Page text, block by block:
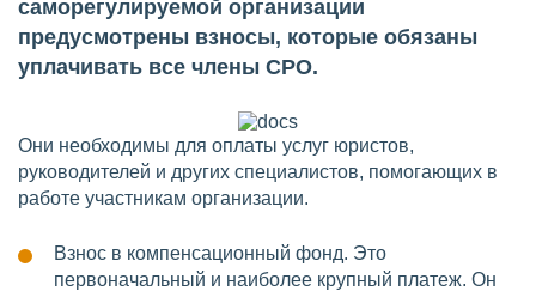
саморегулируемой организации
предусмотрены взносы, которые обязаны
уплачивать все члены СРО.
Они необходимы для оплаты услуг юристов,
руководителей и других специалистов, помогающих в
работе участникам организации.
Взнос в компенсационный фонд. Это
первоначальный и наиболее крупный платеж. Он